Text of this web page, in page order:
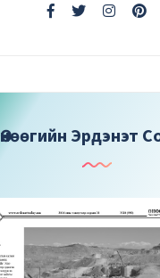
Өнөөгийн Эрдэнэт